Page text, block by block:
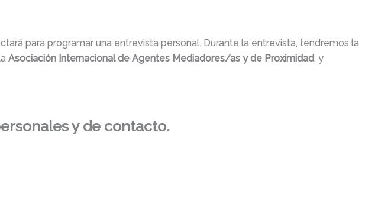
para programar una entrevista personal. Durante la entrevista, tendremos la
Asociación Internacional de Agentes Mediadores/as y de Proximidad, y
y de contacto.